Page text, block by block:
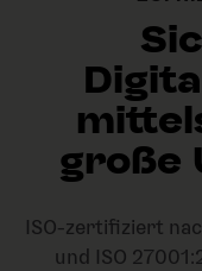
große
ISO-zertifiziert
und ISO